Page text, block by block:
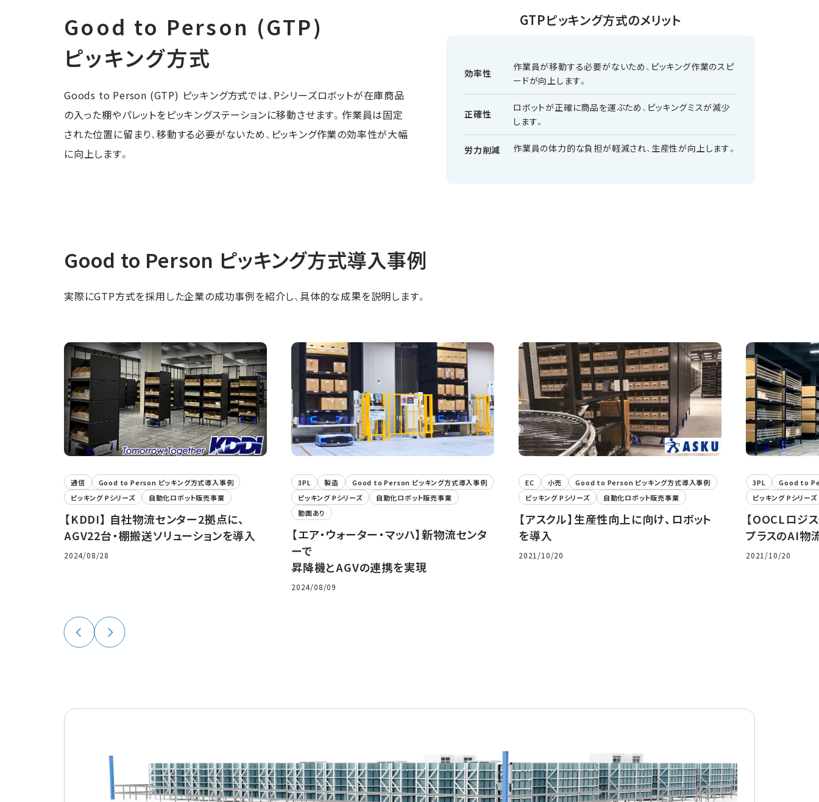
Good to Person (GTP)
ピッキング方式
Goods to Person (GTP) ピッキング方式では、Pシリーズロボットが在庫商品
の入った棚やパレットをピッキングステーションに移動させます。作業員は固定
された位置に留まり、移動する必要がないため、ピッキング作業の効率性が大幅
に向上します。
GTPピッキング方式のメリット
効率性
作業員が移動する必要がないため、ピッキング作業のスピ
ードが向上します。
正確性
ロボットが正確に商品を運ぶため、ピッキングミスが減少
します。
労力削減 作業員の体力的な負担が軽減され、生産性が向上します。
Good to Person ピッキング方式導入事例
実際にGTP方式を採用した企業の成功事例を紹介し、具体的な成果を説明します。
通信
Good to Person ピッキング方式導入事例
ピッキング Pシリーズ
自動化ロボット販売事業
【KDDI】 自社物流センター2拠点に、
AGV22台・棚搬送ソリューションを導入
2024/08/28
3PL 製造
Good to Person ピッキング方式導入事例
ピッキング Pシリーズ
自動化ロボット販売事業
動画あり
【エア・ウォーター・マッハ】新物流センタ
ーで
昇降機とAGVの連携を実現
2024/08/09
EC 小売
Good to Person ピッキング方式導入事例
ピッキング Pシリーズ
自動化ロボット販売事業
【アスクル】生産性向上に向け、ロボット
を導入
2021/10/20
3PL
Good to
ピッキング Pシリーズ
【OOCLロジ
プラスのAI物
2021/10/20